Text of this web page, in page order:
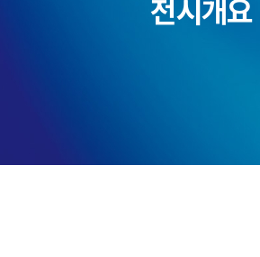
전시개요